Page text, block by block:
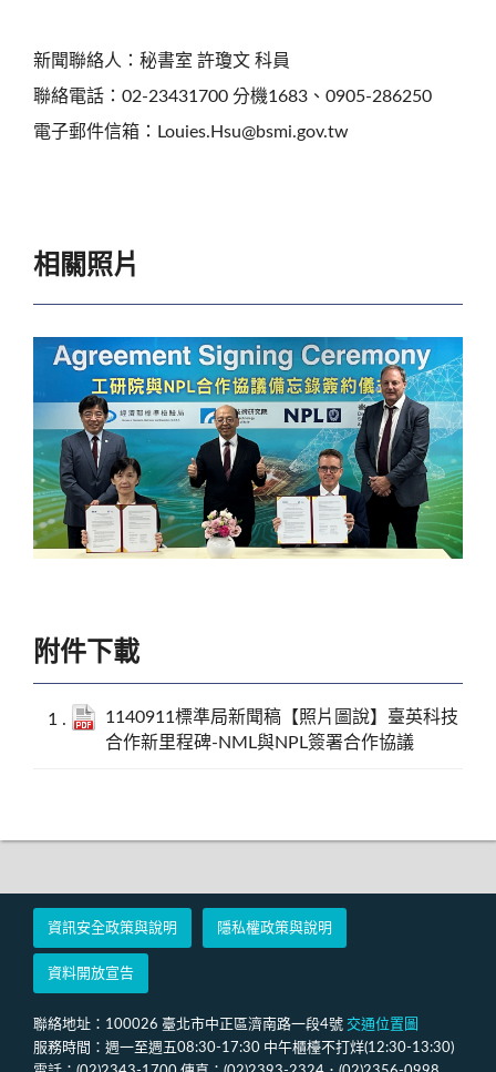
新聞聯絡人：秘書室 許瓊文 科員
聯絡電話：02-23431700 分機1683、0905-286250
電子郵件信箱：Louies.Hsu@bsmi.gov.tw
相關照片
附件下載
1140911標準局新聞稿【照片圖說】臺英科技
合作新里程碑-NML與NPL簽署合作協議
資訊安全政策與說明 隱私權政策與說明
資料開放宣告
聯絡地址：100026 臺北市中正區濟南路一段4號 交通位置圖
服務時間：週一至週五08:30-17:30 中午櫃檯不打烊(12:30-13:30)